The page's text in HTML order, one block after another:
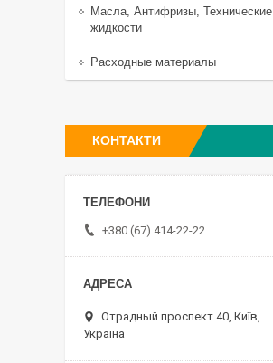
Масла, Антифризы, Технические
жидкости
Расходные материалы
КОНТАКТИ
+380 (67) 414-22-22
Отрадный проспект 40, Київ,
Україна